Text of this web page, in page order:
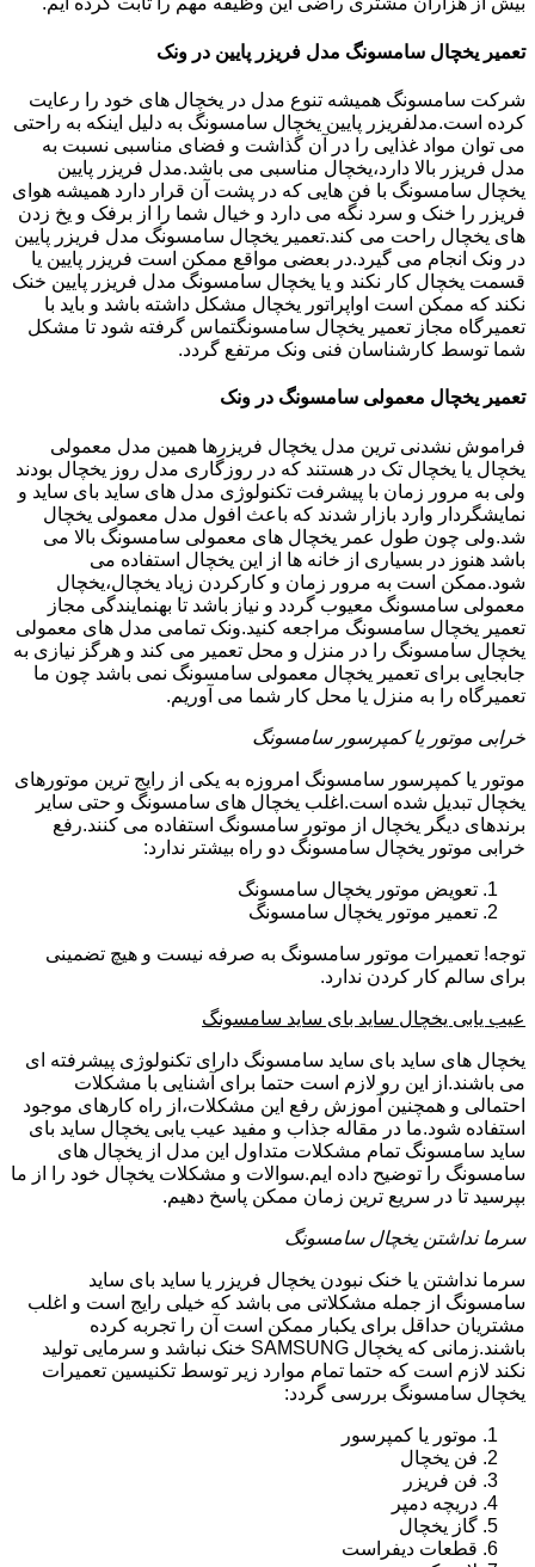
تعمیر یخچال سامسونگ مدل فریزر پایین در ونک
شرکت سامسونگ همیشه تنوع مدل در یخچال های خود را رعایت
کرده است.مدلفریزر پایین یخچال سامسونگ به دلیل اینکه به راحتی
می توان مواد غذایی را در آن گذاشت و فضای مناسبی نسبت به
مدل فریزر بالا دارد،یخچال مناسبی می باشد.مدل فریزر پایین
یخچال سامسونگ با فن هایی که در پشت آن قرار دارد همیشه هوای
فریزر را خنک و سرد نگه می دارد و خیال شما را از برفک و یخ زدن
های یخچال راحت می کند.تعمیر یخچال سامسونگ مدل فریزر پایین
در ونک انجام می گیرد.در بعضی مواقع ممکن است فریزر پایین یا
قسمت یخچال کار نکند و یا یخچال سامسونگ مدل فریزر پایین خنک
نکند که ممکن است اواپراتور یخچال مشکل داشته باشد و باید با
تعمیرگاه مجاز تعمیر یخچال سامسونگتماس گرفته شود تا مشکل
شما توسط کارشناسان فنی ونک مرتفع گردد.
تعمیر یخچال معمولی سامسونگ در ونک
فراموش نشدنی ترین مدل یخچال فریزرها همین مدل معمولی
یخچال یا یخچال تک در هستند که در روزگاری مدل روز یخچال بودند
ولی به مرور زمان با پیشرفت تکنولوژی مدل های ساید بای ساید و
نمایشگردار وارد بازار شدند که باعث افول مدل معمولی یخچال
شد.ولی چون طول عمر یخچال های معمولی سامسونگ بالا می
باشد هنوز در بسیاری از خانه ها از این یخچال استفاده می
شود.ممکن است به مرور زمان و کارکردن زیاد یخچال،یخچال
معمولی سامسونگ معیوب گردد و نیاز باشد تا بهنمایندگی مجاز
تعمیر یخچال سامسونگ مراجعه کنید.ونک تمامی مدل های معمولی
یخچال سامسونگ را در منزل و محل تعمیر می کند و هرگز نیازی به
جابجایی برای تعمیر یخچال معمولی سامسونگ نمی باشد چون ما
تعمیرگاه را به منزل یا محل کار شما می آوریم.
خرابی موتور یا کمپرسور سامسونگ
موتور یا کمپرسور سامسونگ امروزه به یکی از رایج ترین موتورهای
یخچال تبدیل شده است.اغلب یخچال های سامسونگ و حتی سایر
برندهای دیگر یخچال از موتور سامسونگ استفاده می کنند.رفع
خرابی موتور یخچال سامسونگ دو راه بیشتر ندارد:
تعویض موتور یخچال سامسونگ
تعمیر موتور یخچال سامسونگ
توجه! تعمیرات موتور سامسونگ به صرفه نیست و هیچ تضمینی
برای سالم کار کردن ندارد.
عیب یابی یخچال ساید بای ساید سامسونگ
یخچال های ساید بای ساید سامسونگ دارای تکنولوژی پیشرفته ای
می باشند.از این رو لازم است حتما برای آشنایی با مشکلات
احتمالی و همچنین آموزش رفع این مشکلات،از راه کارهای موجود
استفاده شود.ما در مقاله جذاب و مفید عیب یابی یخچال ساید بای
ساید سامسونگ تمام مشکلات متداول این مدل از یخچال های
سامسونگ را توضیح داده ایم.سوالات و مشکلات یخچال خود را از ما
بپرسید تا در سریع ترین زمان ممکن پاسخ دهیم.
سرما نداشتن یخچال سامسونگ
سرما نداشتن یا خنک نبودن یخچال فریزر یا ساید بای ساید
سامسونگ از جمله مشکلاتی می باشد که خیلی رایج است و اغلب
مشتریان حداقل برای یکبار ممکن است آن را تجربه کرده
باشند.زمانی که یخچال SAMSUNG خنک نباشد و سرمایی تولید
نکند لازم است که حتما تمام موارد زیر توسط تکنیسین تعمیرات
یخچال سامسونگ بررسی گردد:
موتور یا کمپرسور
فن یخچال
فن فریزر
دریچه دمپر
گاز یخچال
قطعات دیفراست